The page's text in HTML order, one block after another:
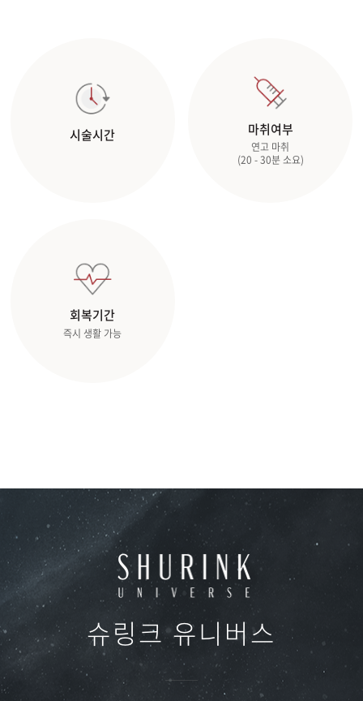
시술시간 마취여부
연고 마취
(20 - 30분 소요)
회복기간
즉시 생활 가능
슈링크 유니버스